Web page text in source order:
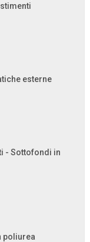
esterne
- Sottofondi in
poliurea